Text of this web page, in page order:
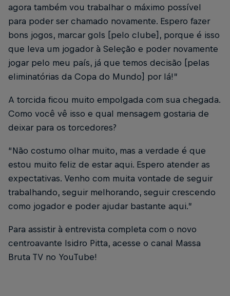
agora também vou trabalhar o máximo possível
para poder ser chamado novamente. Espero fazer
bons jogos, marcar gols [pelo clube], porque é isso
que leva um jogador à Seleção e poder novamente
jogar pelo meu país, já que temos decisão [pelas
eliminatórias da Copa do Mundo] por lá!”
A torcida ficou muito empolgada com sua chegada.
Como você vê isso e qual mensagem gostaria de
deixar para os torcedores?
“Não costumo olhar muito, mas a verdade é que
estou muito feliz de estar aqui. Espero atender as
expectativas. Venho com muita vontade de seguir
trabalhando, seguir melhorando, seguir crescendo
como jogador e poder ajudar bastante aqui.”
Para assistir à entrevista completa com o novo
centroavante Isidro Pitta, acesse o canal Massa
Bruta TV no YouTube!